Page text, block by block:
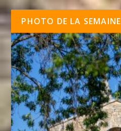
PHOTO DE LA SEMAINE